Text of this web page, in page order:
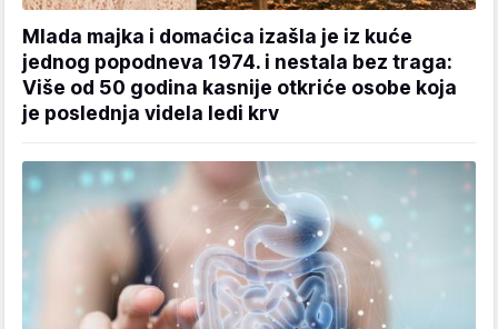
Mlada majka i domaćica izašla je iz kuće
jednog popodneva 1974. i nestala bez traga:
Više od 50 godina kasnije otkriće osobe koja
je poslednja videla ledi krv